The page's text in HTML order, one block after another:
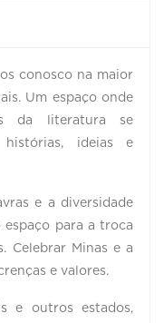
conosco na maior
Um espaço onde
da literatura se
histórias, ideias e
e a diversidade
para a troca
Celebrar Minas e a
e valores.
e outros estados,